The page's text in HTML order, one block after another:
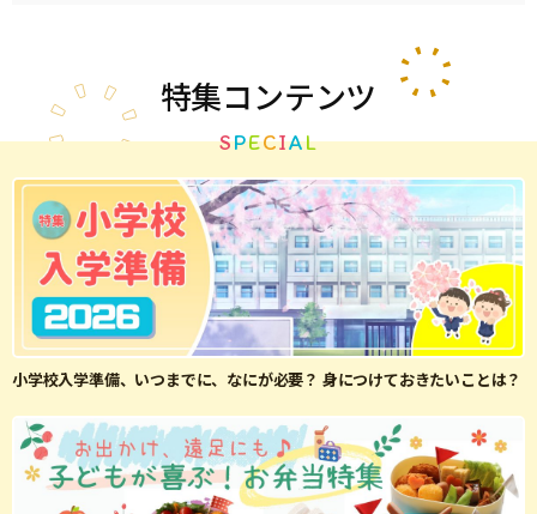
特集コンテンツ
SPECIAL
小学校入学準備、いつまでに、なにが必要？ 身につけておきたいことは？